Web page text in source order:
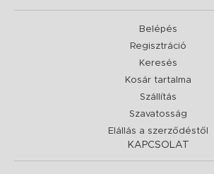
Belépés
Regisztráció
Keresés
Kosár tartalma
Szállítás
Szavatosság
Elállás a szerződéstől
KAPCSOLAT